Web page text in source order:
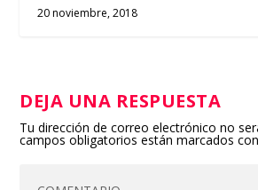
20 noviembre, 2018
DEJA UNA RESPUESTA
Tu dirección de correo electrónico no
campos obligatorios están marcados